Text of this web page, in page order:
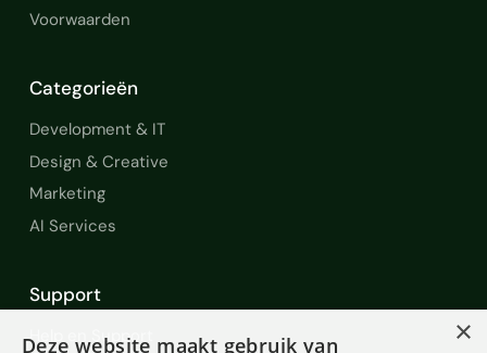
Voorwaarden
Categorieën
Development & IT
Design & Creative
Marketing
AI Services
Support
Help en Support ×
Deze website maakt gebruik van